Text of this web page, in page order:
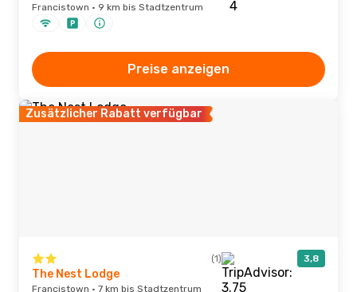
Francistown · 9 km bis Stadtzentrum
Preise anzeigen
Zusätzlicher Rabatt verfügbar
(1) 3,8
The Nest Lodge
Francistown · 7 km bis Stadtzentrum